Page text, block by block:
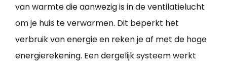
van warmte die aanwezig is in de ventilatielucht
om je huis te verwarmen. Dit beperkt het
verbruik van energie en reken je af met de hoge
energierekening. Een dergelijk systeem werkt